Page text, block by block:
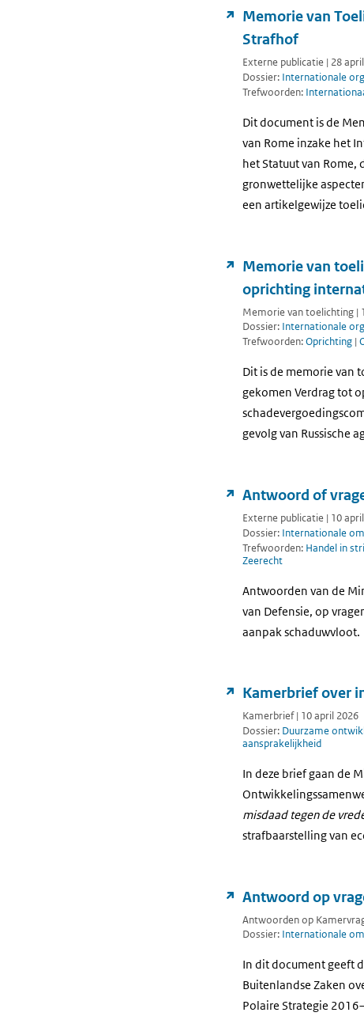
Memorie van
Strafhof
Externe publicatie | 28
Dossier: Internationale
Trefwoorden:
Dit document is de
van Rome inzake het
het Statuut van Rome,
gronwettelijke
een artikelgewijze
Memorie van
oprichting
Memorie van toelichting |
Dossier: Internationale
Trefwoorden:Oprichting |
Dit is de memorie van
gekomen Verdrag tot
gevolg van Russische
Antwoord of
Externe publicatie | 10
Dossier: Internationale
Trefwoorden: Handel in
Zeerecht
Antwoorden van de
van Defensie, op
aanpak schaduwvloot.
Kamerbrief over
Kamerbrief | 10 april 2026
Dossier: Duurzame
aansprakelijkheid
In deze brief gaan de
misdaad tegen de
strafbaarstelling van
Antwoord op
Antwoorden op
Dossier: Internationale
In dit document geeft
Buitenlandse Zaken
Polaire Strategie